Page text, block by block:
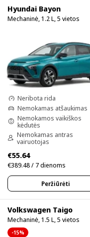
Hyundai Bayon
Mechaninė, 1.2 L, 5 vietos
Neribota rida
Nemokamas atšaukimas
Nemokamos vaikiškos
kėdutės
Nemokamas antras
vairuotojas
€55.64
€389.48 / 7 dienoms
Peržiūrėti
Volkswagen Taigo
Mechaninė, 1.5 L, 5 vietos
-15%